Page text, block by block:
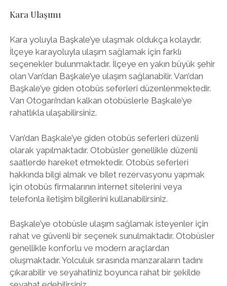
Kara Ulaşımı
Kara yoluyla Başkale’ye ulaşmak oldukça kolaydır.
İlçeye karayoluyla ulaşım sağlamak için farklı
seçenekler bulunmaktadır. İlçeye en yakın büyük şehir
olan Van’dan Başkale’ye ulaşım sağlanabilir. Van’dan
Başkale’ye giden otobüs seferleri düzenlenmektedir.
Van Otogarı’ndan kalkan otobüslerle Başkale’ye
rahatlıkla ulaşabilirsiniz.
Van’dan Başkale’ye giden otobüs seferleri düzenli
olarak yapılmaktadır. Otobüsler genellikle düzenli
saatlerde hareket etmektedir. Otobüs seferleri
hakkında bilgi almak ve bilet rezervasyonu yapmak
için otobüs firmalarının internet sitelerini veya
telefonla iletişim bilgilerini kullanabilirsiniz.
Başkale’ye otobüsle ulaşım sağlamak isteyenler için
rahat ve güvenli bir seçenek sunulmaktadır. Otobüsler
genellikle konforlu ve modern araçlardan
oluşmaktadır. Yolculuk sırasında manzaraların tadını
çıkarabilir ve seyahatiniz boyunca rahat bir şekilde